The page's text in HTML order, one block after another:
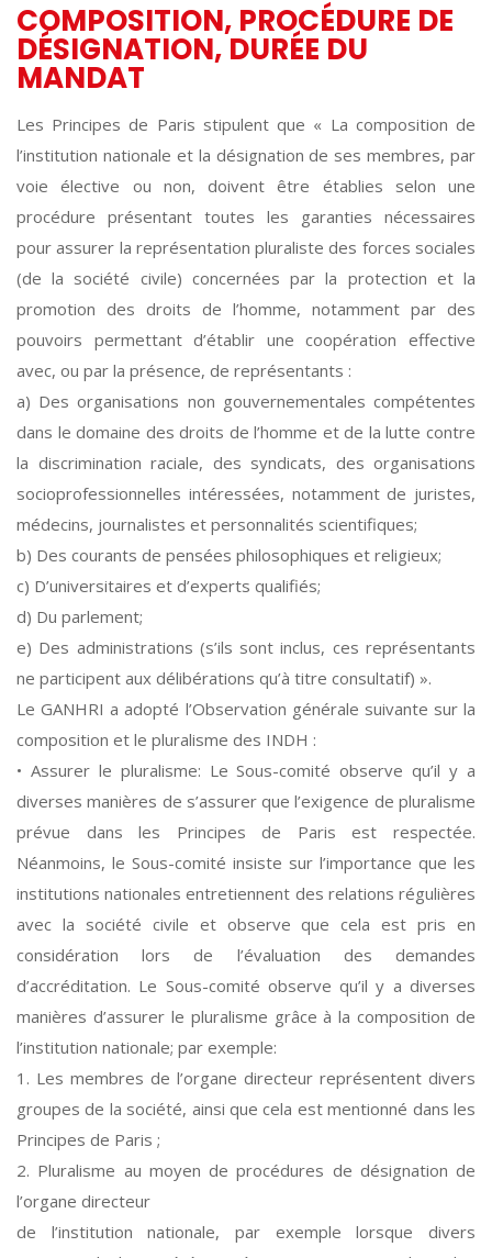
COMPOSITION, PROCÉDURE DE
DÉSIGNATION, DURÉE DU
MANDAT
Les Principes de Paris stipulent que « La composition de
l’institution nationale et la désignation de ses membres, par
voie élective ou non, doivent être établies selon une
procédure présentant toutes les garanties nécessaires
pour assurer la représentation pluraliste des forces sociales
(de la société civile) concernées par la protection et la
promotion des droits de l’homme, notamment par des
pouvoirs permettant d’établir une coopération effective
avec, ou par la présence, de représentants :
a) Des organisations non gouvernementales compétentes
dans le domaine des droits de l’homme et de la lutte contre
la discrimination raciale, des syndicats, des organisations
socioprofessionnelles intéressées, notamment de juristes,
médecins, journalistes et personnalités scientifiques;
b) Des courants de pensées philosophiques et religieux;
c) D’universitaires et d’experts qualifiés;
d) Du parlement;
e) Des administrations (s’ils sont inclus, ces représentants
ne participent aux délibérations qu’à titre consultatif) ».
Le GANHRI a adopté l’Observation générale suivante sur la
composition et le pluralisme des INDH :
• Assurer le pluralisme: Le Sous-comité observe qu’il y a
diverses manières de s’assurer que l’exigence de pluralisme
prévue dans les Principes de Paris est respectée.
Néanmoins, le Sous-comité insiste sur l’importance que les
institutions nationales entretiennent des relations régulières
avec la société civile et observe que cela est pris en
considération lors de l’évaluation des demandes
d’accréditation. Le Sous-comité observe qu’il y a diverses
manières d’assurer le pluralisme grâce à la composition de
l’institution nationale; par exemple:
1. Les membres de l’organe directeur représentent divers
groupes de la société, ainsi que cela est mentionné dans les
Principes de Paris ;
2. Pluralisme au moyen de procédures de désignation de
l’organe directeur
de l’institution nationale, par exemple lorsque divers